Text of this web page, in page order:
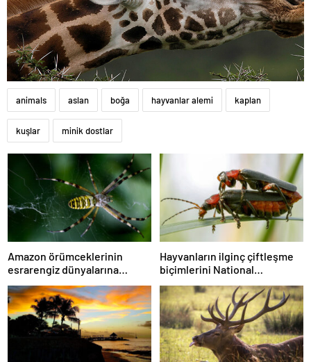
animals aslan boğa hayvanlar alemi kaplan
kuşlar minik dostlar
Amazon örümceklerinin
esrarengiz dünyalarına
gitmeye hazır olun.
Hayvanların ilginç çiftleşme
biçimlerini National
Geographic görüntüledi.